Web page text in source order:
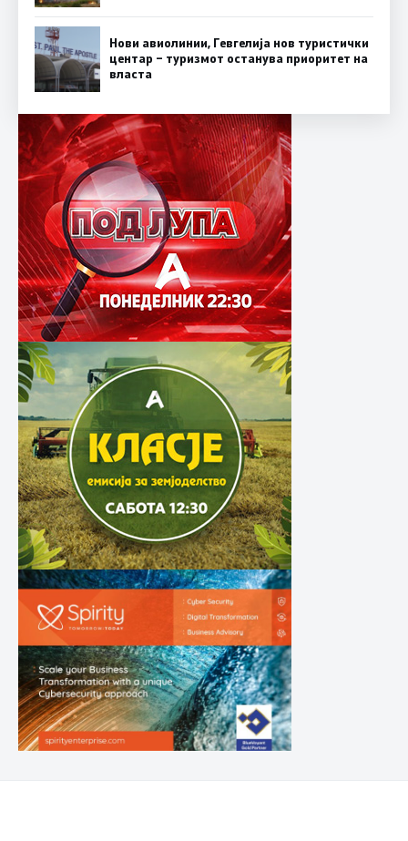
Нови авиолинии, Гевгелија нов туристички
центар – туризмот останува приоритет на
власта